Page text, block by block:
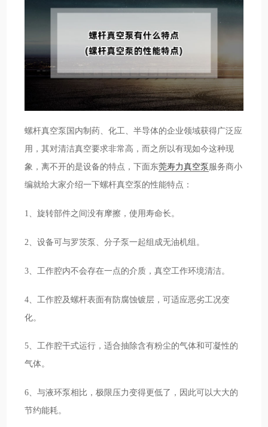
螺杆真空泵国内制药、化工、半导体的企业领域获得广泛应
用，其对清洁真空要求非常高，而之所以有现如今这种现
象，离不开的是设备的特点，下面东莞寿力真空泵服务商小
编就给大家介绍一下螺杆真空泵的性能特点：
1、旋转部件之间没有摩擦，使用寿命长。
2、设备可与罗茨泵、分子泵一起组成无油机组。
3、工作腔内不会存在一点的介质，真空工作环境清洁。
4、工作腔及螺杆表面有防腐蚀镀层，可适应恶劣工况变
化。
5、工作腔干式运行，适合抽除含有粉尘的气体和可凝性的
气体。
6、与液环泵相比，极限压力变得更低了，因此可以大大的
节约能耗。